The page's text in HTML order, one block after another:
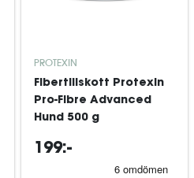
PROTEXIN
Fibertillskott Protexin
Pro-Fibre Advanced
Hund 500 g
199:-